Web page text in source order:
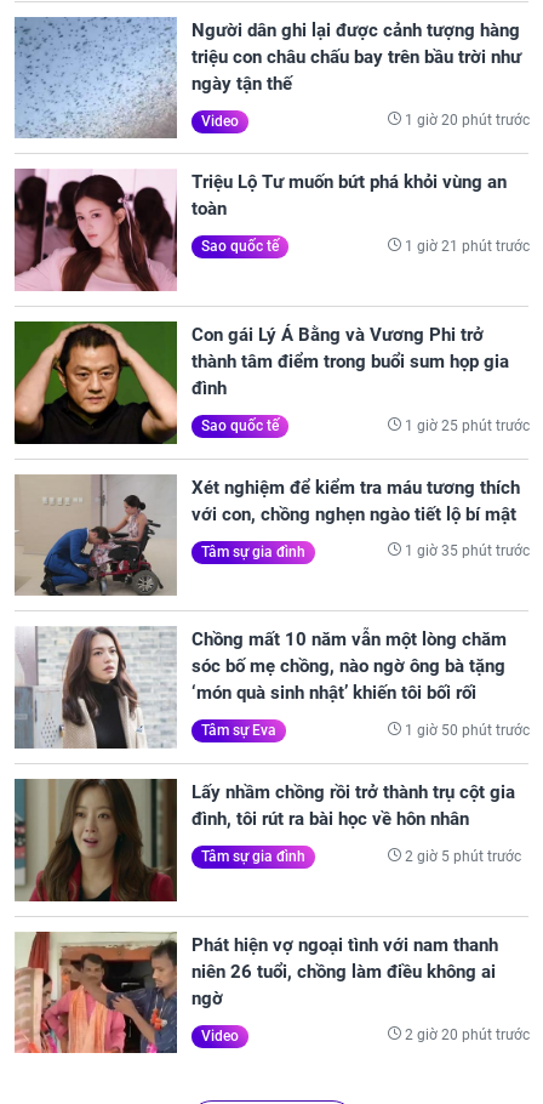
Người dân ghi lại được cảnh tượng hàng
triệu con châu chấu bay trên bầu trời như
ngày tận thế
Video 1 giờ 20 phút trước
Triệu Lộ Tư muốn bứt phá khỏi vùng an
toàn
Sao quốc tế 1 giờ 21 phút trước
Con gái Lý Á Bằng và Vương Phi trở
thành tâm điểm trong buổi sum họp gia
đình
Sao quốc tế 1 giờ 25 phút trước
Xét nghiệm để kiểm tra máu tương thích
với con, chồng nghẹn ngào tiết lộ bí mật
Tâm sự gia đình 1 giờ 35 phút trước
Chồng mất 10 năm vẫn một lòng chăm
sóc bố mẹ chồng, nào ngờ ông bà tặng
‘món quà sinh nhật’ khiến tôi bối rối
Tâm sự Eva 1 giờ 50 phút trước
Lấy nhầm chồng rồi trở thành trụ cột gia
đình, tôi rút ra bài học về hôn nhân
Tâm sự gia đình 2 giờ 5 phút trước
Phát hiện vợ ngoại tình với nam thanh
niên 26 tuổi, chồng làm điều không ai
ngờ
Video 2 giờ 20 phút trước